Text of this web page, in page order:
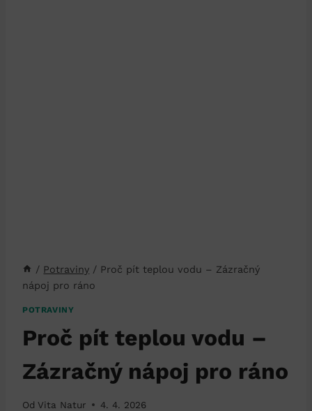
/ Potraviny / Proč pít teplou vodu – Zázračný
nápoj pro ráno
POTRAVINY
Proč pít teplou vodu –
Zázračný nápoj pro ráno
Od Vita Natur 4. 4. 2026